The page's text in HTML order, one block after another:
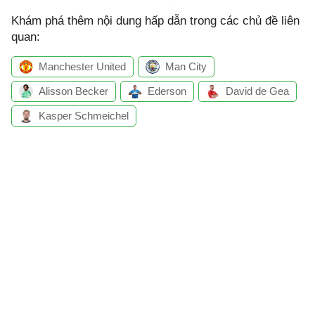
Khám phá thêm nội dung hấp dẫn trong các chủ đề liên
quan:
Manchester United Man City
Alisson Becker Ederson David de Gea
Kasper Schmeichel